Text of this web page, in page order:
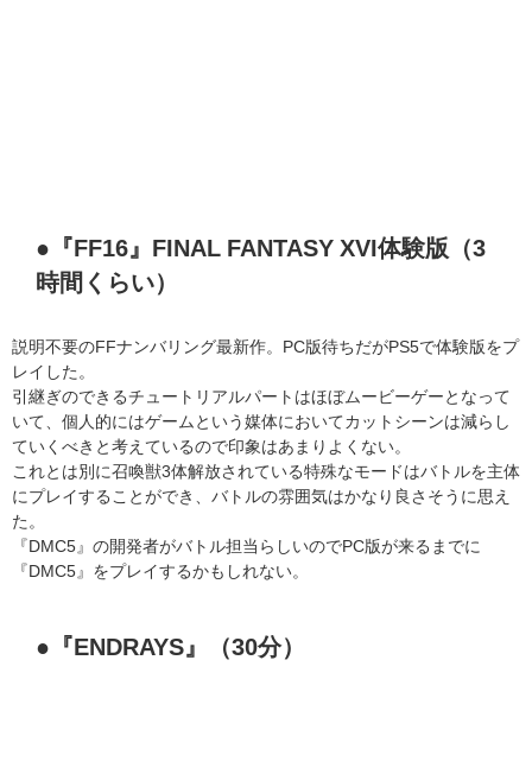
●『FF16』FINAL FANTASY XVI体験版（3
時間くらい）
説明不要のFFナンバリング最新作。PC版待ちだがPS5で体験版をプ
レイした。
引継ぎのできるチュートリアルパートはほぼムービーゲーとなって
いて、個人的にはゲームという媒体においてカットシーンは減らし
ていくべきと考えているので印象はあまりよくない。
これとは別に召喚獣3体解放されている特殊なモードはバトルを主体
にプレイすることができ、バトルの雰囲気はかなり良さそうに思え
た。
『DMC5』の開発者がバトル担当らしいのでPC版が来るまでに
『DMC5』をプレイするかもしれない。
●『ENDRAYS』（30分）